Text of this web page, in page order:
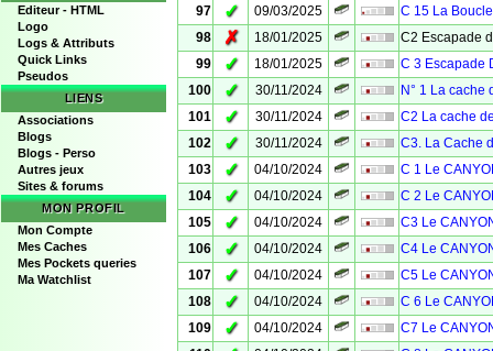
Editeur - HTML
Logo
Logs & Attributs
Quick Links
Pseudos
LIENS
Associations
Blogs
Blogs - Perso
Autres jeux
Sites & forums
MON PROFIL
Mon Compte
Mes Caches
Mes Pockets queries
Ma Watchlist
97
✓ 09/03/2025
C 15 La
98
✗ 18/01/2025
C2 Escapade
99
✓ 18/01/2025
C 3 Escapade
100
✓ 30/11/2024
N° 1 La cache
101
✓ 30/11/2024
C2 La cache
102
✓ 30/11/2024
C3. La Cache
103
✓ 04/10/2024
C 1 Le
104
✓ 04/10/2024
C 2 Le
105
✓ 04/10/2024
C3 Le
106
✓ 04/10/2024
C4 Le
107
✓ 04/10/2024
C5 Le
108
✓ 04/10/2024
C 6 Le
109
✓ 04/10/2024
C7 Le